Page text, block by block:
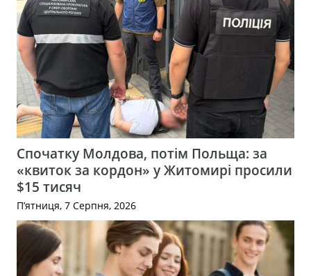
Спочатку Молдова, потім Польща: за
«квиток за кордон» у Житомирі просили
$15 тисяч
П’ятниця, 7 Серпня, 2026